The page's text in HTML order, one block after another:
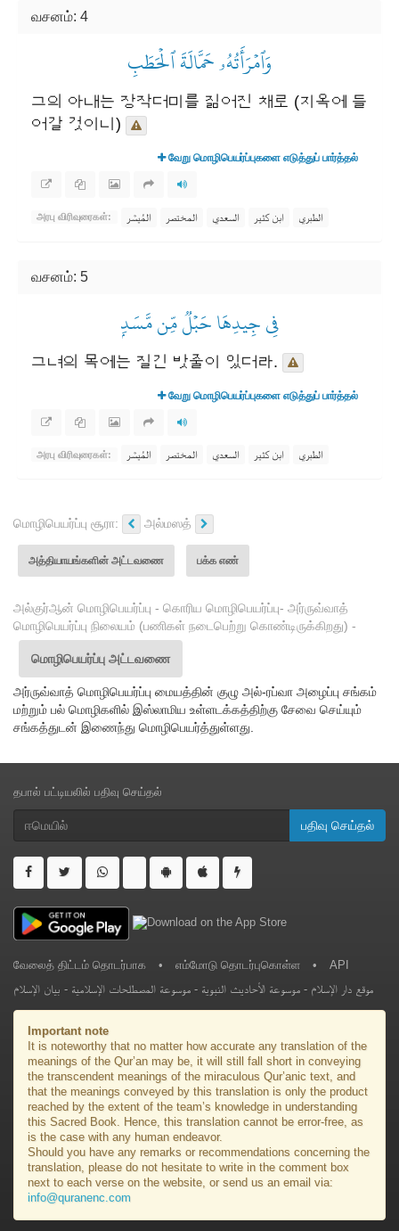
வசனம்: 4
وَٱمۡرَأَتُهُۥ حَمَّالَةَ ٱلۡحَطَبِ
그의 아내는 장작더미를 짊어진 채로 (지옥에 들
어갈 것이니)
வேறு மொழிபெயர்ப்புகளை எடுத்துப் பார்த்தல்
அரபு விரிவுரைகள்: المُيسَّر المختصر السعدي ابن كثير الطبري
வசனம்: 5
فِي جِيدِهَا حَبۡلٞ مِّن مَّسَدِۭ
그녀의 목에는 질긴 밧줄이 있더라.
வேறு மொழிபெயர்ப்புகளை எடுத்துப் பார்த்தல்
அரபு விரிவுரைகள்: المُيسَّر المختصر السعدي ابن كثير الطبري
மொழிபெயர்ப்பு சூரா: அல்மஸத்
அத்தியாயங்களின் அட்டவணை பக்க எண்
அல்குர்ஆன் மொழிபெயர்ப்பு - கொரிய மொழிபெயர்ப்பு- அர்ருவ்வாத்
மொழிபெயர்ப்பு நிலையம் (பணிகள் நடைபெற்று கொண்டிருக்கிறது) -
மொழிபெயர்ப்பு அட்டவணை
அர்ருவ்வாத் மொழிபெயர்ப்பு மையத்தின் குழு அல்-ரப்வா அழைப்பு சங்கம்
மற்றும் பல் மொழிகளில் இஸ்லாமிய உள்ளடக்கத்திற்கு சேவை செய்யும்
சங்கத்துடன் இணைந்து மொழிபெயர்த்துள்ளது.
தபால் பட்டியலில் பதிவு செய்தல்
பதிவு செய்தல்
வேலைத் திட்டம் தொடர்பாக • எம்மோடு தொடர்புகொள்ள •
API
موقع دار الإسلام - موسوعة الأحاديث النبوية - موسوعة المصطلحات الإسلامية - بيان الإسلام
Important note
It is noteworthy that no matter how accurate any translation of the
meanings of the Qur’an may be, it will still fall short in conveying
the transcendent meanings of the miraculous Qur’anic text, and
that the meanings conveyed by this translation is only the product
reached by the extent of the team’s knowledge in understanding
this Sacred Book. Hence, this translation cannot be error-free, as
is the case with any human endeavor.
Should you have any remarks or recommendations concerning the
translation, please do not hesitate to write in the comment box
next to each verse on the website, or send us an email via:
info@quranenc.com